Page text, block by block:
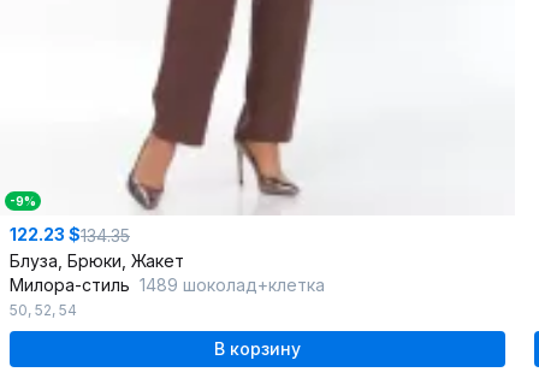
-9%
122.23 $134.35
Блуза, Брюки, Жакет
Милора-стиль 1489 шоколад+клетка
50, 52, 54
В корзину